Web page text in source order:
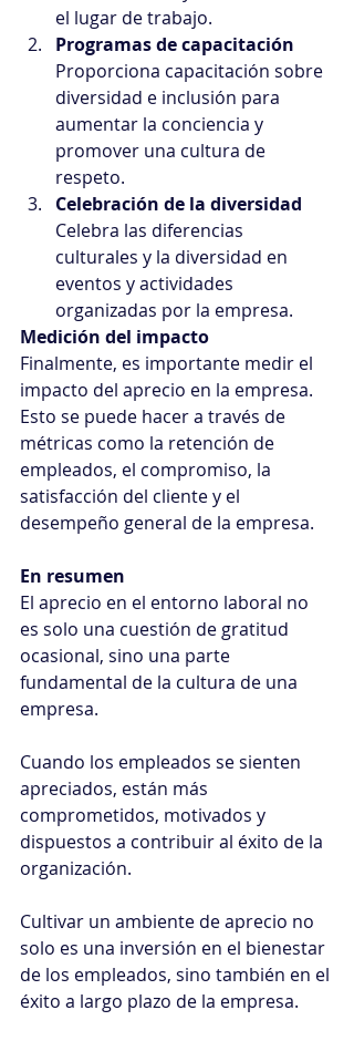
el lugar de trabajo.
Programas de capacitación
Proporciona capacitación sobre
diversidad e inclusión para
aumentar la conciencia y
promover una cultura de
respeto.
Celebración de la diversidad
Celebra las diferencias
culturales y la diversidad en
eventos y actividades
organizadas por la empresa.
Medición del impacto
Finalmente, es importante medir el
impacto del aprecio en la empresa.
Esto se puede hacer a través de
métricas como la retención de
empleados, el compromiso, la
satisfacción del cliente y el
desempeño general de la empresa.
En resumen
El aprecio en el entorno laboral no
es solo una cuestión de gratitud
ocasional, sino una parte
fundamental de la cultura de una
empresa.
Cuando los empleados se sienten
apreciados, están más
comprometidos, motivados y
dispuestos a contribuir al éxito de la
organización.
Cultivar un ambiente de aprecio no
solo es una inversión en el bienestar
de los empleados, sino también en el
éxito a largo plazo de la empresa.